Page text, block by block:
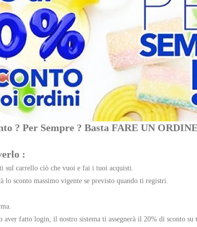
? Per Sempre ? Basta FARE UN
:
sul carrello ciò che vuoi e fai i tuoi acquisti.
lo sconto massimo vigente se previsto quando ti registri.
aver fatto login, il nostro sistema ti assegnerà il 20% di sconto